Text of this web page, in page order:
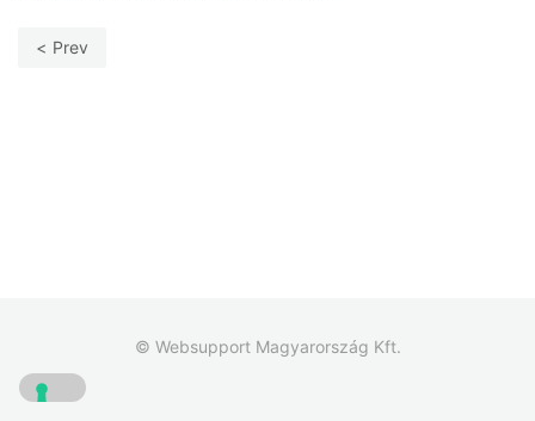
Prev
© Websupport Magyarország Kft.